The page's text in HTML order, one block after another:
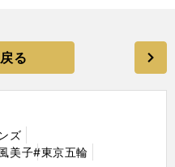
る
ズ
美子#東京五輪